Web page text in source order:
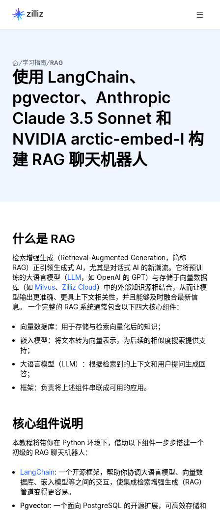
学习指南 RAG
使用 LangChain、
pgvector、Anthropic
Claude 3.5 Sonnet 和
NVIDIA arctic-embed-l 构
建 RAG 聊天机器人
什么是 RAG
检索增强生成（Retrieval-Augmented Generation，简称
RAG）正引领生成式 AI，尤其是对话式 AI 的新潮流。它将预训
练的大语言模型（LLM，如 OpenAI 的 GPT）与存储于向量数据
库（如 Milvus、 Zilliz Cloud）中的外部知识源相结合，从而让模
型输出更准确、更具上下文相关性，并且能够及时融合最新信
息。 一个完整的 RAG 系统通常包含以下四大核心组件：
向量数据库：用于存储与检索向量化后的知识；
嵌入模型：将文本转为向量表示，为后续的相似度搜索提供支
持；
大语言模型（LLM）：根据检索到的上下文和用户提问生成回
答；
框架：负责将上述组件串联成可用的应用。
核心组件说明
本教程将带你在 Python 环境下，借助以下组件一步步搭建一个
初级的 RAG 聊天机器人：
LangChain: 一个开源框架，帮助你协调大语言模型、向量数
据库、嵌入模型等之间的交互，使集成检索增强生成（RAG）
管道变得更容易。
Pgvector: 一个面向 PostgreSQL 的开源扩展，可高效存储和